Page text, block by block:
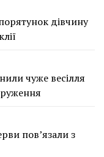
дівчину
чуже весілля
пов’язали з